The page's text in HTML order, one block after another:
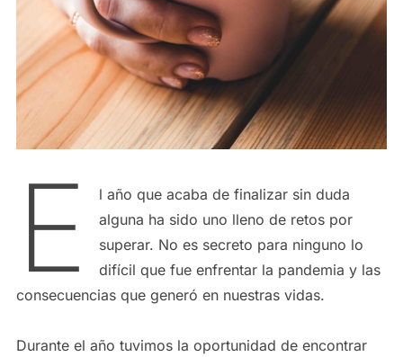
E
l año que acaba de finalizar sin duda
alguna ha sido uno lleno de retos por
superar. No es secreto para ninguno lo
difícil que fue enfrentar la pandemia y las
consecuencias que generó en nuestras vidas.
Durante el año tuvimos la oportunidad de encontrar